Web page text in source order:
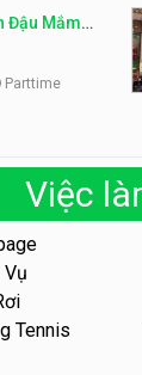
Đậu Mắm
Parttime
Việc
Vụ
Tennis